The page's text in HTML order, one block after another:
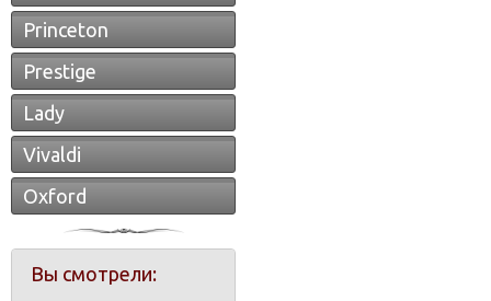
Princeton
Prestige
Lady
Vivaldi
Oxford
Вы смотрели: